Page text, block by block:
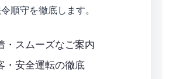
順守を徹底します。
・スムーズなご案内
・安全運転の徹底